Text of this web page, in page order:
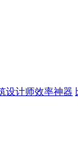
设计师效率神器